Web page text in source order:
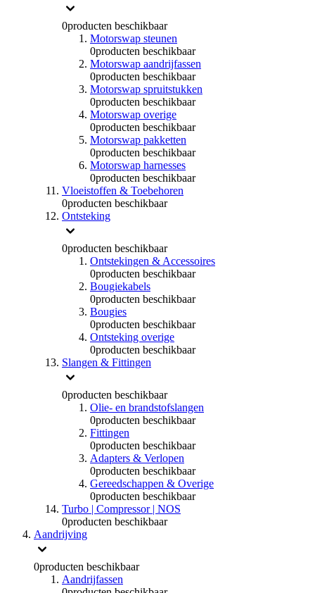
0producten beschikbaar
Motorswap steunen
0producten beschikbaar
Motorswap aandrijfassen
0producten beschikbaar
Motorswap spruitstukken
0producten beschikbaar
Motorswap overige
0producten beschikbaar
Motorswap pakketten
0producten beschikbaar
Motorswap harnesses
0producten beschikbaar
Vloeistoffen & Toebehoren
0producten beschikbaar
Ontsteking
0producten beschikbaar
Ontstekingen & Accessoires
0producten beschikbaar
Bougiekabels
0producten beschikbaar
Bougies
0producten beschikbaar
Ontsteking overige
0producten beschikbaar
Slangen & Fittingen
0producten beschikbaar
Olie- en brandstofslangen
0producten beschikbaar
Fittingen
0producten beschikbaar
Adapters & Verlopen
0producten beschikbaar
Gereedschappen & Overige
0producten beschikbaar
Turbo | Compressor | NOS
0producten beschikbaar
Aandrijving
0producten beschikbaar
Aandrijfassen